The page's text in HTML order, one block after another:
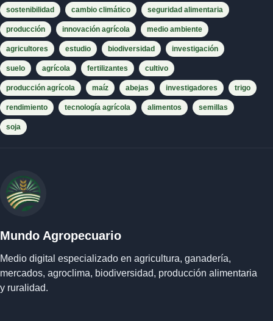
sostenibilidad cambio climático seguridad alimentaria
producción innovación agrícola medio ambiente
agricultores estudio biodiversidad investigación
suelo agrícola fertilizantes cultivo
producción agrícola maíz abejas investigadores trigo
rendimiento tecnología agrícola alimentos semillas
soja
Mundo Agropecuario
Medio digital especializado en agricultura, ganadería,
mercados, agroclima, biodiversidad, producción alimentaria
y ruralidad.